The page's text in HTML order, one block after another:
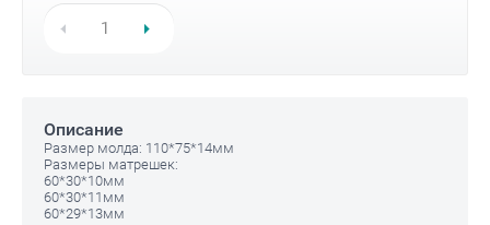
Описание
Размер молда: 110*75*14мм
Размеры матрешек:
60*30*10мм
60*30*11мм
60*29*13мм